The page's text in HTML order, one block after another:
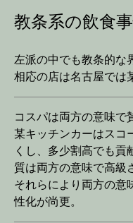
教条系の飲食
左派の中でも教条的な
相応の店は名古屋では
コスパは両方の意味で
某キッチンカーはスコ
くし、多少割高でも貢
質は両方の意味で高級
それらにより両方の意
性化が尚更。